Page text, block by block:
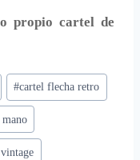
propio cartel de
#cartel flecha retro
mano